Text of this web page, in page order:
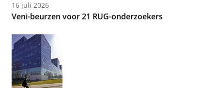
16 juli 2026
Veni-beurzen voor 21 RUG-onderzoekers